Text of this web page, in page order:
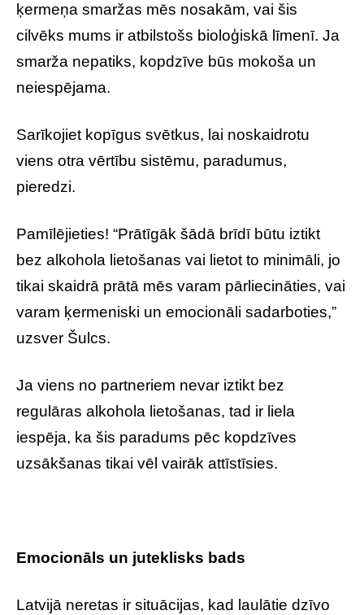
ķermeņa smaržas mēs nosakām, vai šis
cilvēks mums ir atbilstošs bioloģiskā līmenī. Ja
smarža nepatiks, kopdzīve būs mokoša un
neiespējama.
Sarīkojiet kopīgus svētkus, lai noskaidrotu
viens otra vērtību sistēmu, paradumus,
pieredzi.
Pamīlējieties! “Prātīgāk šādā brīdī būtu iztikt
bez alkohola lietošanas vai lietot to minimāli, jo
tikai skaidrā prātā mēs varam pārliecināties, vai
varam ķermeniski un emocionāli sadarboties,”
uzsver Šulcs.
Ja viens no partneriem nevar iztikt bez
regulāras alkohola lietošanas, tad ir liela
iespēja, ka šis paradums pēc kopdzīves
uzsākšanas tikai vēl vairāk attīstīsies.
Emocionāls un juteklisks bads
Latvijā neretas ir situācijas, kad laulātie dzīvo